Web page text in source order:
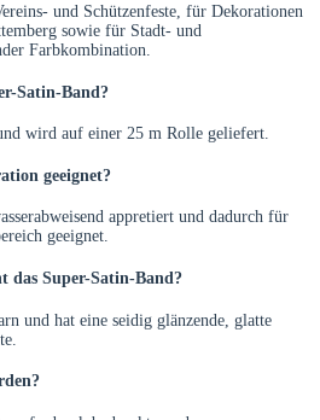
und Schützenfeste, für Dekorationen
sowie für Stadt- und
Farbkombination.
Satin-Band?
wird auf einer 25 m Rolle geliefert.
geeignet?
appretiert und dadurch für
geeignet.
das Super-Satin-Band?
und hat eine seidig glänzende, glatte